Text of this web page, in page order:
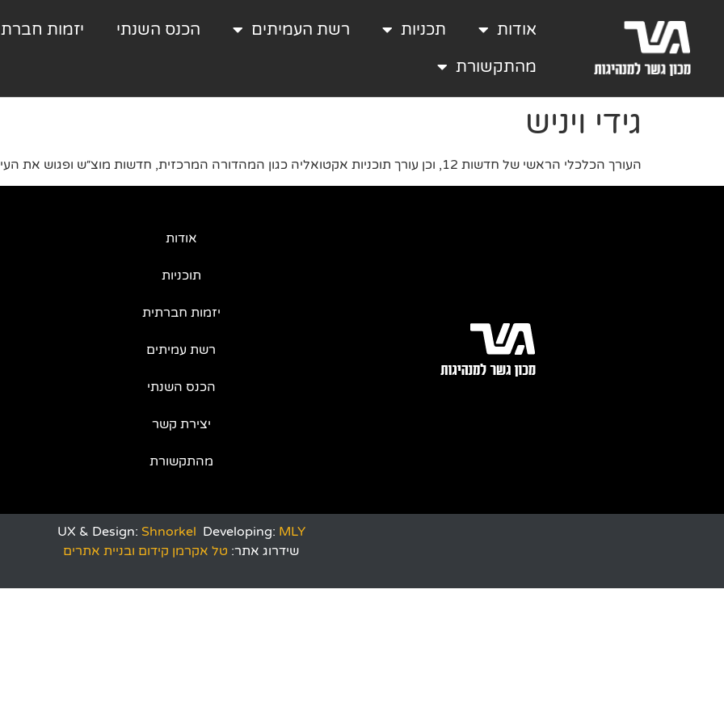
אודות תכניות רשת העמיתים הכנס השנתי
יזמות
מהתקשורת
גידי ויניש
העורך הכלכלי הראשי של חדשות 12, וכן עורך תוכניות אקטואליה כגון המהדורה המרכזית, חדשות מוצ״ש ופגוש את העיתונות.
אודות
תוכניות
יזמות חברתית
רשת עמיתים
הכנס השנתי
יצירת קשר
מהתקשורת
UX & Design: Shnorkel Developing: MLY
שידרוג אתר: טל אקרמן קידום ובניית אתרים